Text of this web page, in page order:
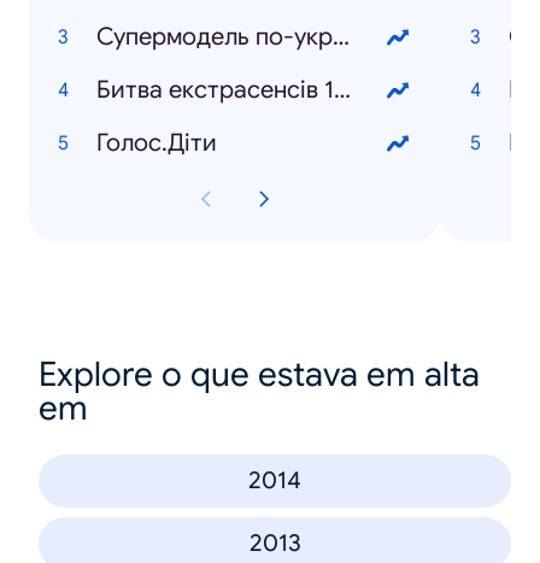
Супермодель по-українськи 2
Битва екстрасенсів 16 сезон
Голос.Діти
Explore o que estava em alta
em
2014
2013